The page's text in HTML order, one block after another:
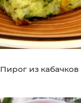
Пирог из кабачков